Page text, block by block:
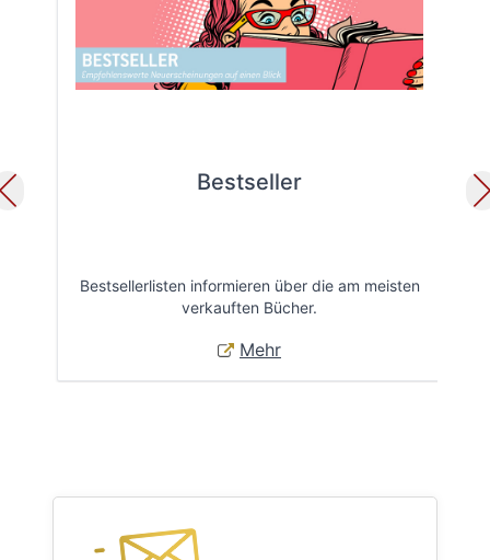
Bestseller
Bestsellerlisten informieren über die am meisten
verkauften Bücher.
Mehr